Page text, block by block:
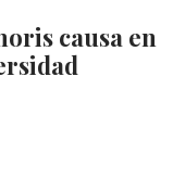
causa en